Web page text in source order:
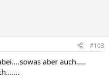
#103
aber auch.....